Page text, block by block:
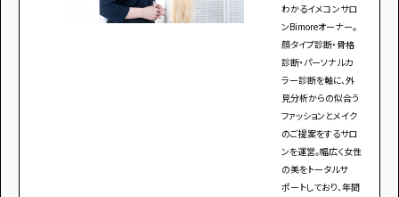
イベントに参加しよう！
わかるイメコンサロ
ンBimoreオーナー。
顔タイプ診断・骨格
診断・パーソナルカ
ラー診断を軸に、外
見分析からの似合う
ファッションとメイク
のご提案をするサロ
ンを運営。幅広く女性
の美をトータルサ
ポートしており、年間